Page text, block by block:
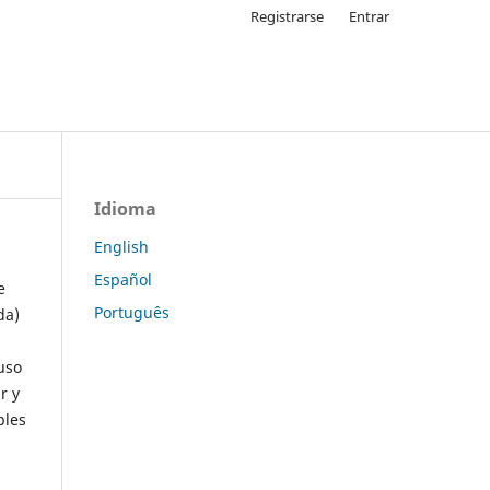
Registrarse Entrar
y
Idioma
English
Español
Português